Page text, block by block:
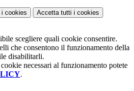
i cookies Accetta tutti i cookies
scegliere quali cookie consentire.
che consentono il funzionamento della
disabilitarli.
necessari al funzionamento potete
.